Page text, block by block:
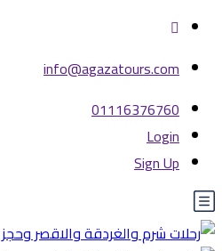
info@agazatours.com
01116376760
Login
Sign Up